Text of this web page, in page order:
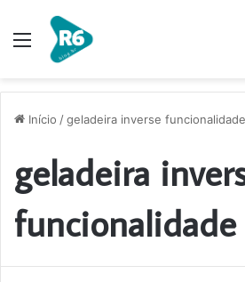
Menu
Início /geladeira inverse funcionalidade
geladeira
funcionalidade